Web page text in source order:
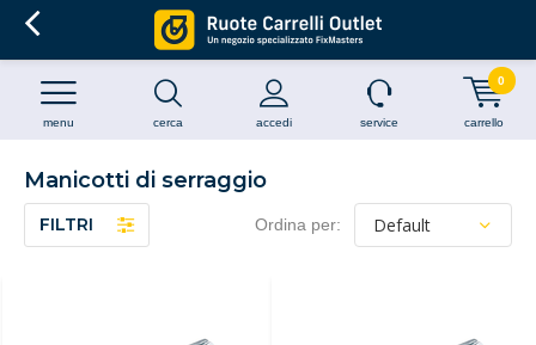
cerca accedi
menu service carrello
0
Manicotti di serraggio
FILTRI Ordina per: